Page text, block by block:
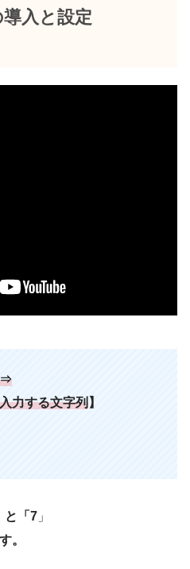
入と設定
⇒
力する文字列 】
と「7 」
。